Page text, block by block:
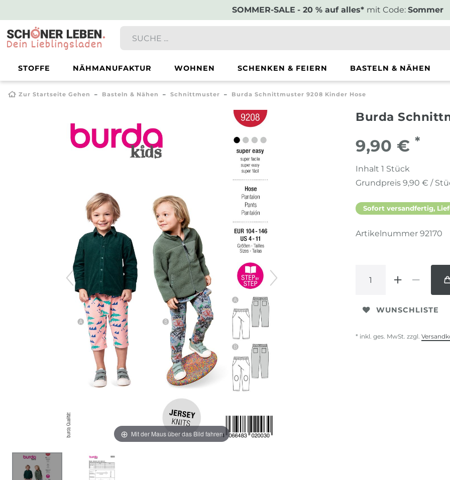
SOMMER-SALE - 20 % auf alles* mit Code: Sommer
STOFFE NÄHMANUFAKTUR WOHNEN SCHENKEN & FEIERN BASTELN & NÄHEN
Zur Startseite Gehen Basteln & Nähen Schnittmuster Burda Schnittmuster 9208 Kinder Hose
Mit der Maus über das Bild fahren
Burda
9,90 € *
Inhalt 1 Stück
Grundpreis 9,90 € /
Sofort versandfertig,
Artikelnummer 92170
WUNSCHLISTE
* inkl. ges. MwSt. zzgl.